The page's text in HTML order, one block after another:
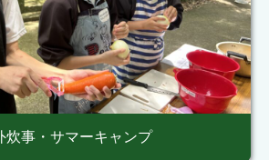
炊事・サマーキャンプ